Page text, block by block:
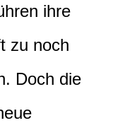
ihre
zu noch
Doch die